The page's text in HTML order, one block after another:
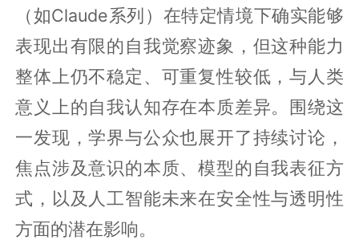
（如Claude系列）在特定情境下确实能够
表现出有限的自我觉察迹象，但这种能力
整体上仍不稳定、可重复性较低，与人类
意义上的自我认知存在本质差异。围绕这
一发现，学界与公众也展开了持续讨论，
焦点涉及意识的本质、模型的自我表征方
式，以及人工智能未来在安全性与透明性
方面的潜在影响。